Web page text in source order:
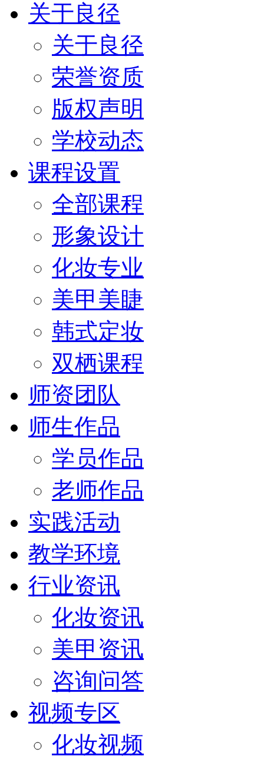
关于良径
关于良径
荣誉资质
版权声明
学校动态
课程设置
全部课程
形象设计
化妆专业
美甲美睫
韩式定妆
双栖课程
师资团队
师生作品
学员作品
老师作品
实践活动
教学环境
行业资讯
化妆资讯
美甲资讯
咨询问答
视频专区
化妆视频